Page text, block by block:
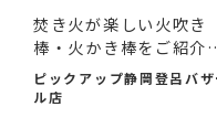
焚き火が楽しい火吹き
棒・火かき棒をご紹介
たし...
ピックアップ静岡登呂バザ
ル店